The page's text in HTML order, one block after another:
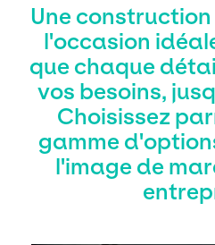
Une
l'occasion
que chaque
vos besoins,
Choisissez
gamme
l'image de